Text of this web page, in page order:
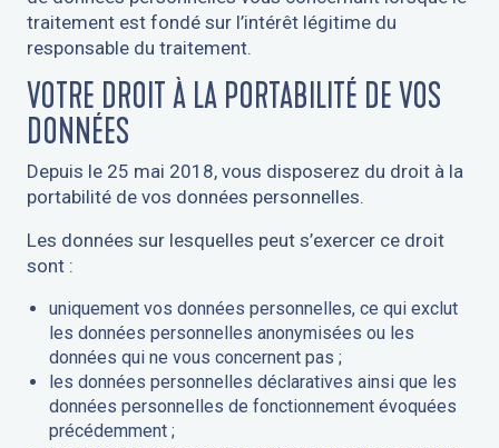
traitement est fondé sur l’intérêt légitime du
responsable du traitement.
VOTRE DROIT À LA PORTABILITÉ DE VOS
DONNÉES
Depuis le 25 mai 2018, vous disposerez du droit à la
portabilité de vos données personnelles.
Les données sur lesquelles peut s’exercer ce droit
sont :
uniquement vos données personnelles, ce qui exclut
les données personnelles anonymisées ou les
données qui ne vous concernent pas ;
les données personnelles déclaratives ainsi que les
données personnelles de fonctionnement évoquées
précédemment ;